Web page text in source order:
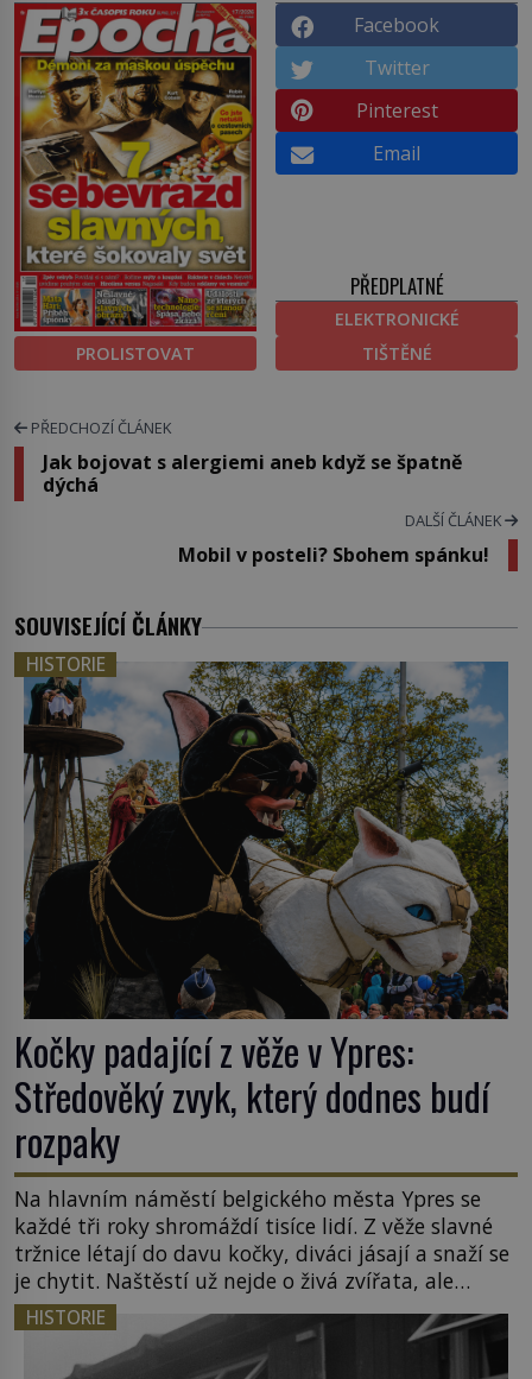
PROLISTOVAT
Facebook
Twitter
Pinterest
Email
PŘEDPLATNÉ
ELEKTRONICKÉ
TIŠTĚNÉ
PŘEDCHOZÍ ČLÁNEK
Jak bojovat s alergiemi aneb když se špatně
dýchá
DALŠÍ ČLÁNEK
Mobil v posteli? Sbohem spánku!
SOUVISEJÍCÍ ČLÁNKY
HISTORIE
Kočky padající z věže v Ypres:
Středověký zvyk, který dodnes budí
rozpaky
Na hlavním náměstí belgického města Ypres se
každé tři roky shromáždí tisíce lidí. Z věže slavné
tržnice létají do davu kočky, diváci jásají a snaží se
je chytit. Naštěstí už nejde o živá zvířata, ale
jenom o plyšové suvenýry. Kdysi to ale bylo jinak.
Tato veselá podívaná připomíná jeden z
nejpodivnějších a zároveň nejkrutějších zvyků […]
HISTORIE